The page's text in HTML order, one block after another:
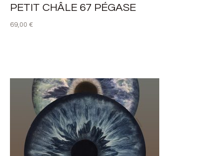
PETIT CHÂLE 67 PÉGASE
69,00 €